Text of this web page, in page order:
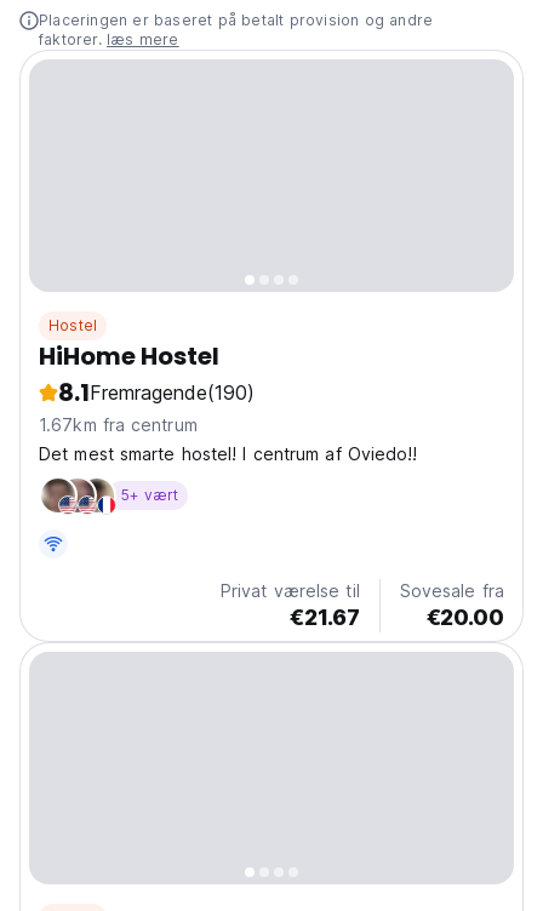
Placeringen er baseret på betalt provision og andre
faktorer. læs mere
Hostel
HiHome Hostel
8.1Fremragende(190)
1.67km fra centrum
Det mest smarte hostel! I centrum af Oviedo!!
5+ vært
Privat værelse til
€21.67
Sovesale fra
€20.00